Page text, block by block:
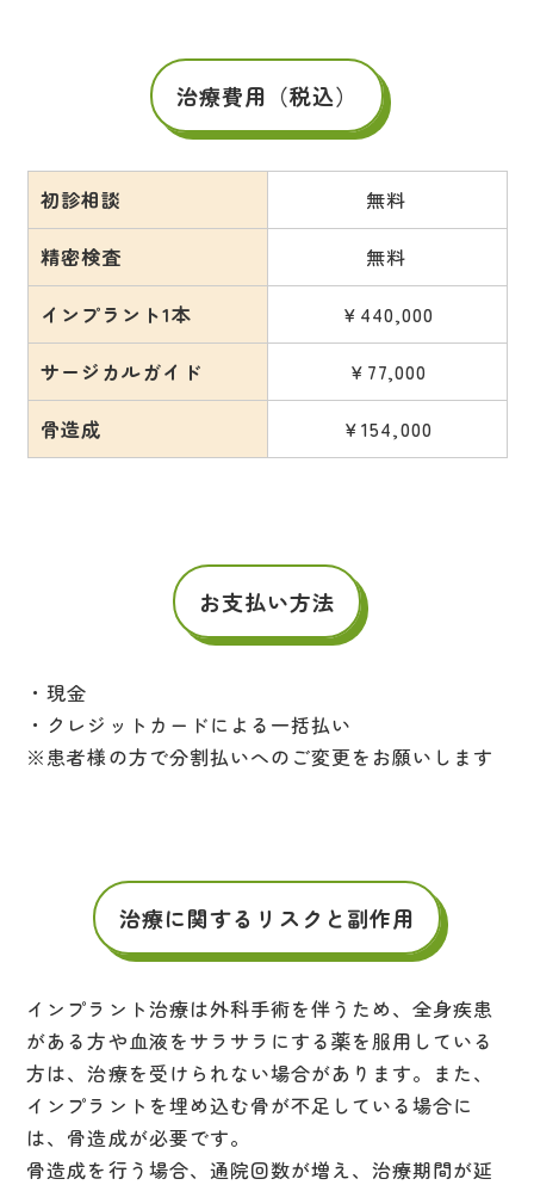
治療費用（税込）
初診相談
無料
精密検査
無料
インプラント1本
￥440,000
サージカルガイド
￥77,000
骨造成
￥154,000
お支払い方法
・現金
・クレジットカードによる一括払い
※患者様の方で分割払いへのご変更をお願いします
治療に関するリスクと副作用
インプラント治療は外科手術を伴うため、全身疾患
がある方や血液をサラサラにする薬を服用している
方は、治療を受けられない場合があります。また、
インプラントを埋め込む骨が不足している場合に
は、骨造成が必要です。
骨造成を行う場合、通院回数が増え、治療期間が延